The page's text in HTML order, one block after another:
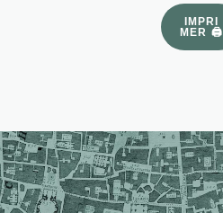
IMPRI
MER 🖨